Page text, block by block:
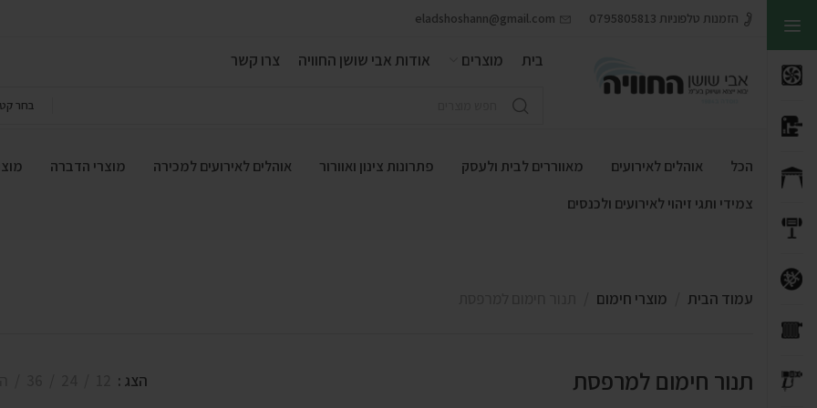
הזמנות טלפוניות 0795805813 eladshoshann@gmail.com
בית מוצרים אודות אבי שושן החוויה צרו קשר
בחר
הכל אוהלים לאירועים מאווררים לבית ולעסק פתרונות צינון ואוורור אוהלים לאירועים למכירה מוצרי הדברה
צמידי ותגי זיהוי לאירועים ולכנסים
עמוד הבית מוצרי חימום
תנור חימום למרפסת הצג